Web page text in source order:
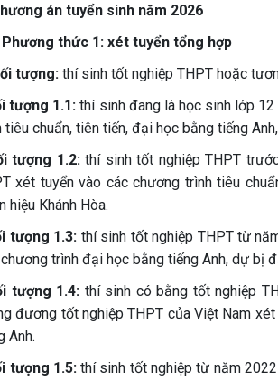
án tuyển sinh năm 2026
Phương thức 1: xét tuyển tổng hợp
tượng: thí sinh tốt nghiệp THPT hoặc
tượng 1.1: thí sinh đang là học sinh lớp
tiêu chuẩn, tiên tiến, đại học bằng tiếng
tượng 1.2:thí sinh tốt nghiệp THPT
xét tuyển vào các chương trình tiêu
hiệu Khánh Hòa.
tượng 1.3: thí sinh tốt nghiệp THPT từ
trình đại học bằng tiếng Anh, dự bị
tượng 1.4: thí sinh có bằng tốt nghiệp
đương tốt nghiệp THPT của Việt Nam
Anh.
tượng 1.5:thí sinh tốt nghiệp từ năm